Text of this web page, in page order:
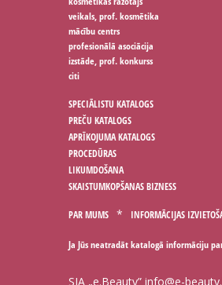
veikals, prof. kosmētika
mācību centrs
profesionālā asociācija
izstāde, prof. konkurss
citi
SPECIĀLISTU KATALOGS
PREČU KATALOGS
APRĪKOJUMA KATALOGS
PROCEDŪRAS
LIKUMDOŠANA
SKAISTUMKOPŠANAS BIZNESS
PAR MUMS INFORMĀCIJAS
Ja Jūs neatradāt katalogā informāciju
SIA „e.Beauty” info@e-